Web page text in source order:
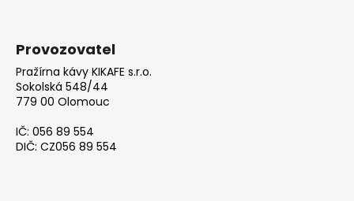
Provozovatel
Pražírna kávy KIKAFE s.r.o.
Sokolská 548/44
779 00 Olomouc
IČ: 056 89 554
DIČ: CZ056 89 554